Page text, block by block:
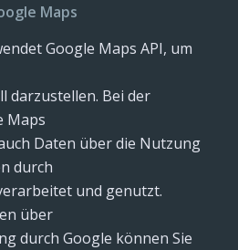
Maps
Google Maps API, um
darzustellen. Bei der
Maps
Daten über die Nutzung
durch
und genutzt.
über
durch Google können Sie